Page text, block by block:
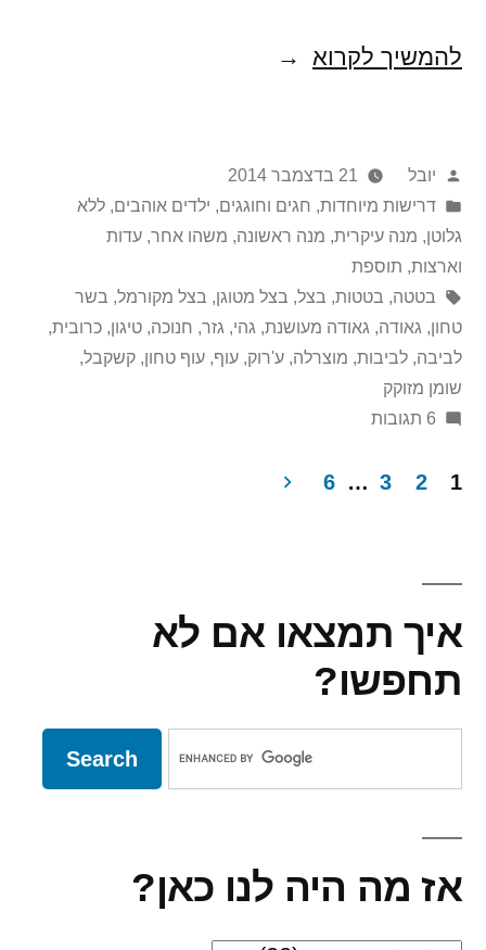
להמשיך לקרוא מלא
לביבה!!!
פורסם
על
ידי
יובל
21 בדצמבר 2014
Posted
in
דרישות מיוחדות, חגים וחוגגים, ילדים אוהבים, ללא
גלוטן, מנה עיקרית, מנה ראשונה, משהו אחר, עדות
וארצות, תוספת
תגיות:
בטטה, בטטות, בצל, בצל מטוגן, בצל מקורמל, בשר
טחון, גאודה, גאודה מעושנת, גהי, גזר, חנוכה, טיגון, כרובית,
לביבה, לביבות, מוצרלה, ע'רוק, עוף, עוף טחון, קשקבל,
שומן מזוקק
6 תגובות
על
לביבות
pagination
1
2
3
…
6
איך תמצאו אם לא
תחפשו?
אז מה היה לנו כאן?